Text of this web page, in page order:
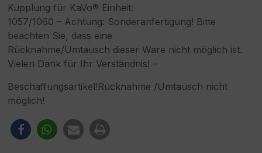
Kupplung für KaVo® Einheit:
1057/1060 – Achtung: Sonderanfertigung! Bitte
beachten Sie, dass eine
Rücknahme/Umtausch dieser Ware nicht möglich ist.
Vielen Dank für Ihr Verständnis! –
Beschaffungsartikel!Rücknahme /Umtausch nicht
möglich!